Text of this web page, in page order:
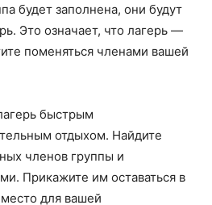
будет заполнена, они будут
Это означает, что лагерь —
поменяться членами вашей
быстрым
отдыхом. Найдите
членов группы и
Прикажите им оставаться в
для вашей